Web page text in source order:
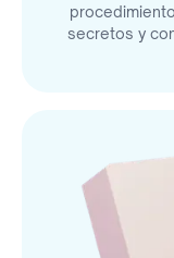
secretos y